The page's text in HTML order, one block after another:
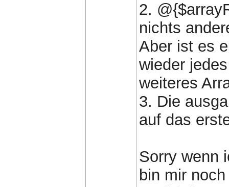
2.
nichts
Aber ist es
wieder
weiteres
3. Die
auf das
Sorry wenn
bin mir